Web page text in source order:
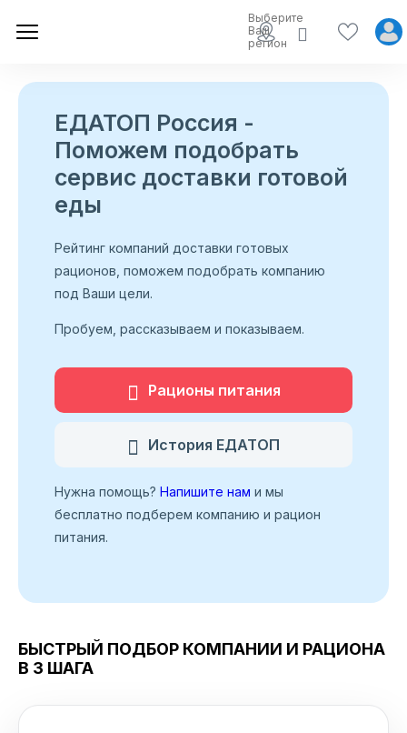
Выберите
Ваш
регион
ЕДАТОП Россия -
Поможем подобрать
сервис доставки готовой
еды
Рейтинг компаний доставки готовых
рационов, поможем подобрать компанию
под Ваши цели.
Пробуем, рассказываем и показываем.
Рационы питания
История ЕДАТОП
Нужна помощь? Напишите нам и мы
бесплатно подберем компанию и рацион
питания.
БЫСТРЫЙ ПОДБОР КОМПАНИИ И РАЦИОНА
В 3 ШАГА